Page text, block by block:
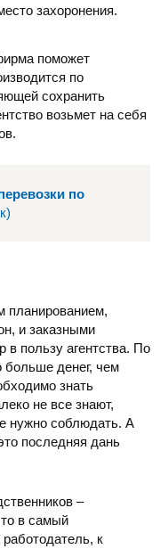
захоронения.
поможет
по
сохранить
возьмет на себя
по
планированием,
и заказными
в пользу агентства. По
больше денег, чем
знать
не все знают,
нужно соблюдать. А
последняя дань
–
в самый
к